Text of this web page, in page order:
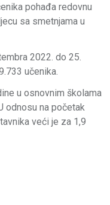
pohađa redovnu
sa smetnjama u
2022. do 25.
učenika.
u osnovnim školama
odnosu na početak
veći je za 1,9